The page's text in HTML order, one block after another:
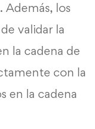
los
validar la
la cadena de
con la
en la cadena